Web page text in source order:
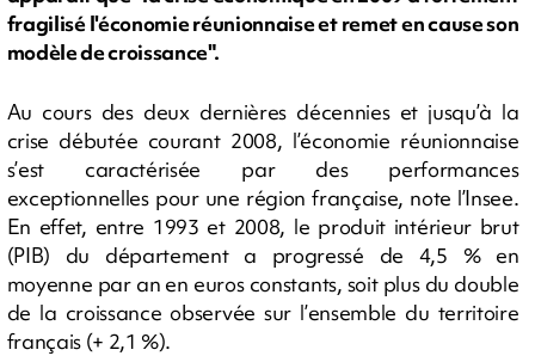
fragilisé l'économie réunionnaise et remet en cause son
modèle de croissance".
Au cours des deux dernières décennies et jusqu’à la
crise débutée courant 2008, l’économie réunionnaise
s’est caractérisée par des performances
exceptionnelles pour une région française, note l’Insee.
En effet, entre 1993 et 2008, le produit intérieur brut
(PIB) du département a progressé de 4,5 % en
moyenne par an en euros constants, soit plus du double
de la croissance observée sur l’ensemble du territoire
français (+ 2,1 %).